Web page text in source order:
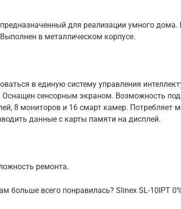
для реализации умного дома.
в металлическом корпусе.
в единую систему управления
Оснащен сенсорным экраном. Возможность
8 мониторов и 16 смарт камер. Потребляет
данные с карты памяти на дисплей.
ремонта.
больше всего понравилась? Slinex SL-10IPT